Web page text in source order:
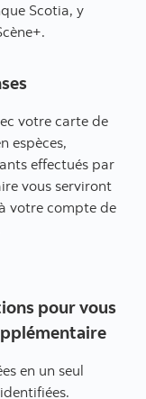
Scotia, y
votre carte de
espèces,
effectués par
vous serviront
votre compte de
pour vous
en un seul